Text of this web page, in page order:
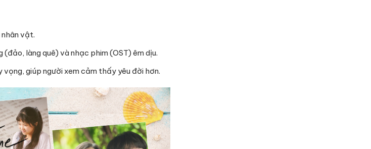
vật.
làng quê) và nhạc phim (OST) êm dịu.
giúp người xem cảm thấy yêu đời hơn.